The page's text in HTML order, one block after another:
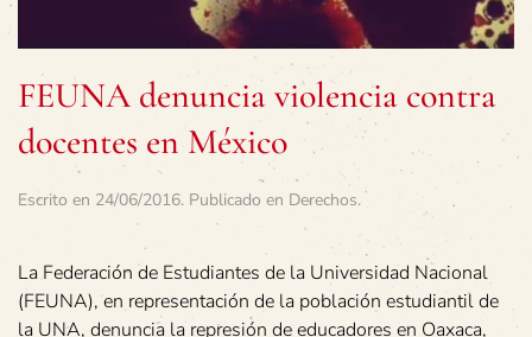
FEUNA denuncia violencia contra
docentes en México
Escrito en 24/06/2016. Publicado en Derechos.
La Federación de Estudiantes de la Universidad Nacional
(FEUNA), en representación de la población estudiantil de
la UNA, denuncia la represión de educadores en Oaxaca,